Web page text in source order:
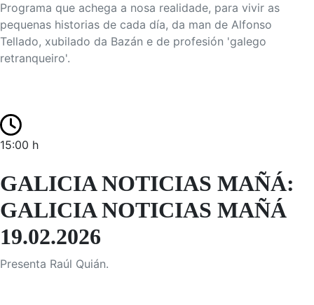
Programa que achega a nosa realidade, para vivir as
pequenas historias de cada día, da man de Alfonso
Tellado, xubilado da Bazán e de profesión 'galego
retranqueiro'.
15:00 h
GALICIA NOTICIAS MAÑÁ:
GALICIA NOTICIAS MAÑÁ
19.02.2026
Presenta Raúl Quián.